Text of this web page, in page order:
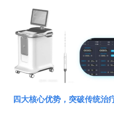
四大核心优势，突破传统治